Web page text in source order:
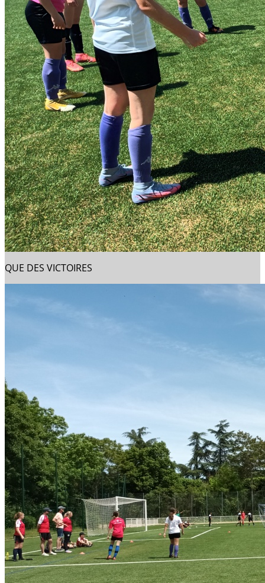
QUE DES VICTOIRES